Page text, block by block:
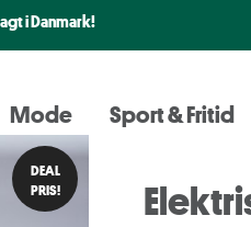
i Danmark!
Mode Sport & Fritid
DEAL
PRIS!